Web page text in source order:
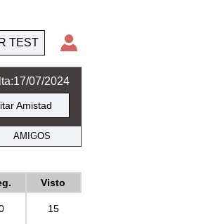
TEST
07/2024
Amistad
AMIGOS
Visto
15